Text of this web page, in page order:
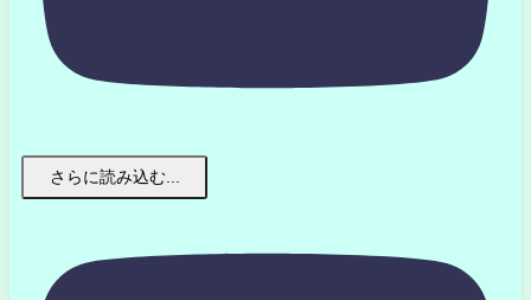
さらに読み込む...